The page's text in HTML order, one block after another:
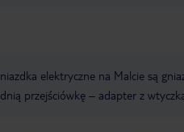
elektryczne na Malcie są
przejściówkę – adapter z